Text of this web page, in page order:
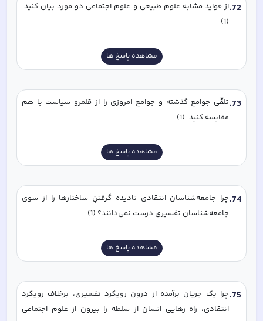
72
.
(1)
مشاهده پاسخ ها
73
.
مقایسه کنید. (1)
مشاهده پاسخ ها
74
.
جامعه‌شناسان تفسیری درست نمی‌دانند؟ (1)
مشاهده پاسخ ها
75
.